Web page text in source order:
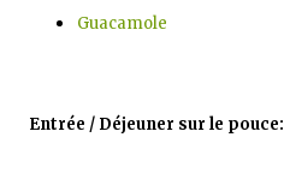
Guacamole
Entrée / Déjeuner sur le pouce: